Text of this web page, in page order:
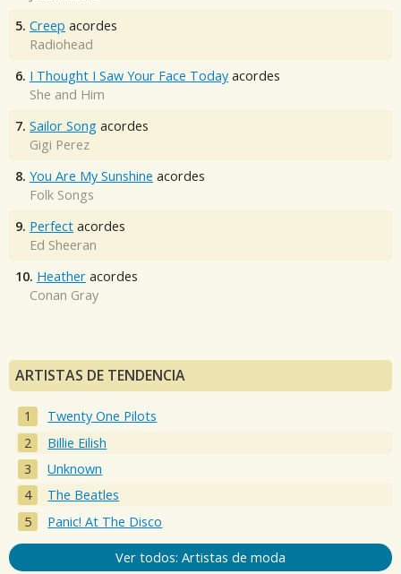
5. Creep acordes
Radiohead
6. I Thought I Saw Your Face Today acordes
She and Him
7. Sailor Song acordes
Gigi Perez
8. You Are My Sunshine acordes
Folk Songs
9. Perfect acordes
Ed Sheeran
10. Heather acordes
Conan Gray
ARTISTAS DE TENDENCIA
Twenty One Pilots
Billie Eilish
Unknown
The Beatles
Panic! At The Disco
Ver todos: Artistas de moda